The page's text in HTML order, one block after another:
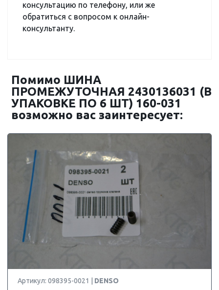
консультацию по телефону, или же
обратиться с вопросом к онлайн-
консультанту.
Помимо ШИНА
ПРОМЕЖУТОЧНАЯ 2430136031 (В
УПАКОВКЕ ПО 6 ШТ) 160-031
возможно вас заинтересует:
Артикул: 098395-0021 | DENSO